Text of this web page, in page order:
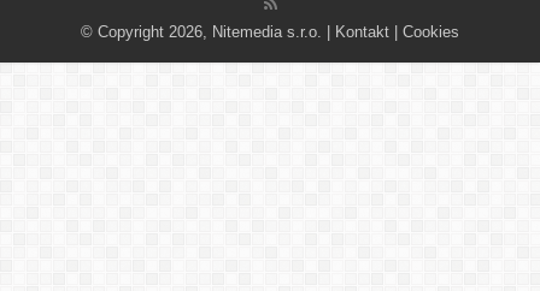
© Copyright 2026, Nitemedia s.r.o. | Kontakt Cookies